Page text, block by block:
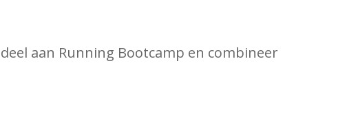
aan Running Bootcamp en combineer